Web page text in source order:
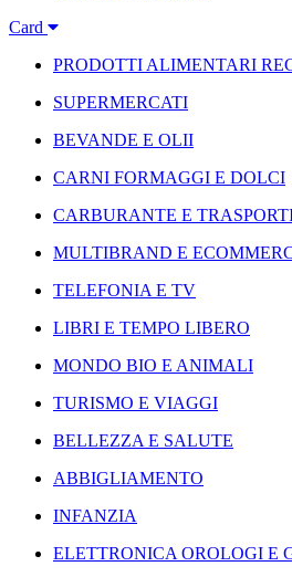
Card
PRODOTTI ALIMENTARI
SUPERMERCATI
BEVANDE E OLII
CARNI FORMAGGI E DOLCI
CARBURANTE E
MULTIBRAND E
TELEFONIA E TV
LIBRI E TEMPO LIBERO
MONDO BIO E ANIMALI
TURISMO E VIAGGI
BELLEZZA E SALUTE
ABBIGLIAMENTO
INFANZIA
ELETTRONICA OROLOGI E